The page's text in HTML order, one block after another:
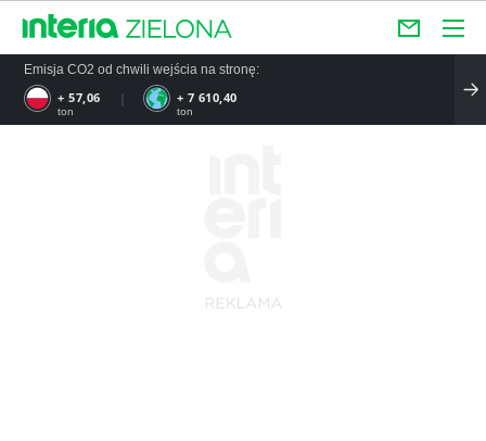
Emisja CO2 od chwili wejścia na stronę:
+ 57,06
ton
+ 7 610,40
ton